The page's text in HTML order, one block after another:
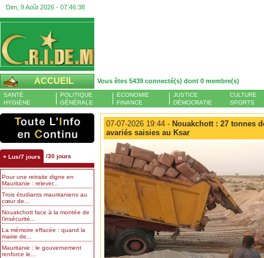
Dim, 9 Août 2026 - 07:46:39
ACCUEIL Vous êtes 5439 connecté(s) dont 0 membre(s)
SANTÉ
HYGIÈNE
POLITIQUE
GÉNÉRALE
ECONOMIE
FINANCE
JUSTICE
DÉMOCRATIE
CULTURE
SPORTS
+ Lus/7 jours /30 jours
Pour une retraite digne en
Mauritanie : relever...
Trois étudiants mauritaniens au
cœur de...
Nouakchott face à la montée de
l’insécurité...
La mémoire effacée : quand la
mairie de...
Mauritanie : le gouvernement
renforce le...
07-07-2026 19:44 - Nouakchott : 27 tonnes
avariés saisies au Ksar